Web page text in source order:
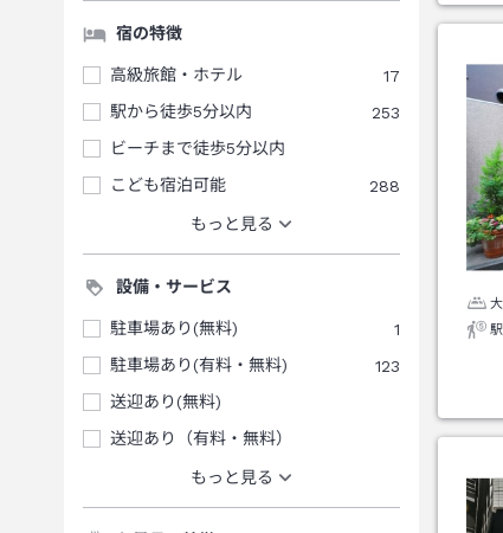
宿の特徴
高級旅館・ホテル
17
駅から徒歩5分以内
253
ビーチまで徒歩5分以内
こども宿泊可能
288
もっと見る
設備・サービス
駐車場あり(無料)
1
駐車場あり(有料・無料)
123
送迎あり(無料)
送迎あり（有料・無料）
もっと見る